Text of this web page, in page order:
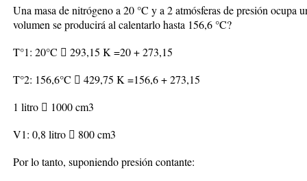
Una masa de nitrógeno a 20 °C y a 2 atmósferas de presión ocupa
volumen se producirá al calentarlo hasta 156,6 °C?
T°1: 20°C  293,15 K =20 + 273,15
T°2: 156,6°C  429,75 K =156,6 + 273,15
1 litro  1000 cm3
V1: 0,8 litro  800 cm3
Por lo tanto, suponiendo presión contante: